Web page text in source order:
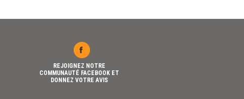
REJOIGNEZ NOTRE
COMMUNAUTÉ FACEBOOK ET
DONNEZ VOTRE AVIS